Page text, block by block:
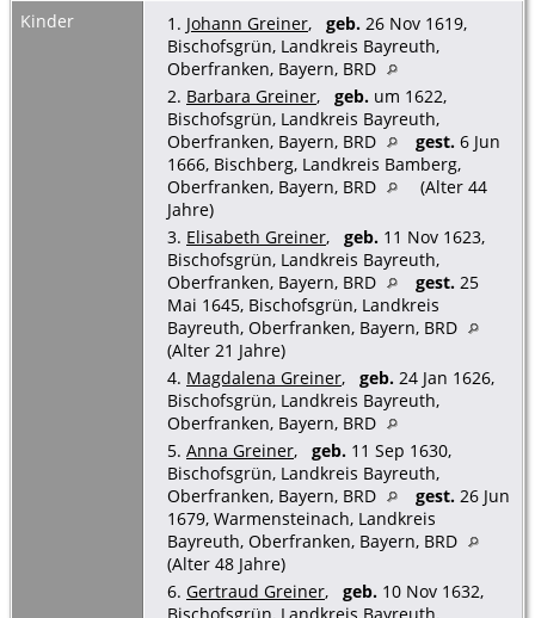
Kinder
1. Johann Greiner, geb. 26 Nov 1619,
Bischofsgrün, Landkreis Bayreuth,
Oberfranken, Bayern, BRD
2. Barbara Greiner, geb. um 1622,
Bischofsgrün, Landkreis Bayreuth,
Oberfranken, Bayern, BRD
gest. 6 Jun
1666, Bischberg, Landkreis Bamberg,
Oberfranken, Bayern, BRD
(Alter 44
Jahre)
3. Elisabeth Greiner, geb. 11 Nov 1623,
Bischofsgrün, Landkreis Bayreuth,
Oberfranken, Bayern, BRD
gest. 25
Mai 1645, Bischofsgrün, Landkreis
Bayreuth, Oberfranken, Bayern, BRD
(Alter 21 Jahre)
4. Magdalena Greiner, geb. 24 Jan 1626,
Bischofsgrün, Landkreis Bayreuth,
Oberfranken, Bayern, BRD
5. Anna Greiner, geb. 11 Sep 1630,
Bischofsgrün, Landkreis Bayreuth,
Oberfranken, Bayern, BRD
gest. 26 Jun
1679, Warmensteinach, Landkreis
Bayreuth, Oberfranken, Bayern, BRD
(Alter 48 Jahre)
6. Gertraud Greiner, geb. 10 Nov 1632,